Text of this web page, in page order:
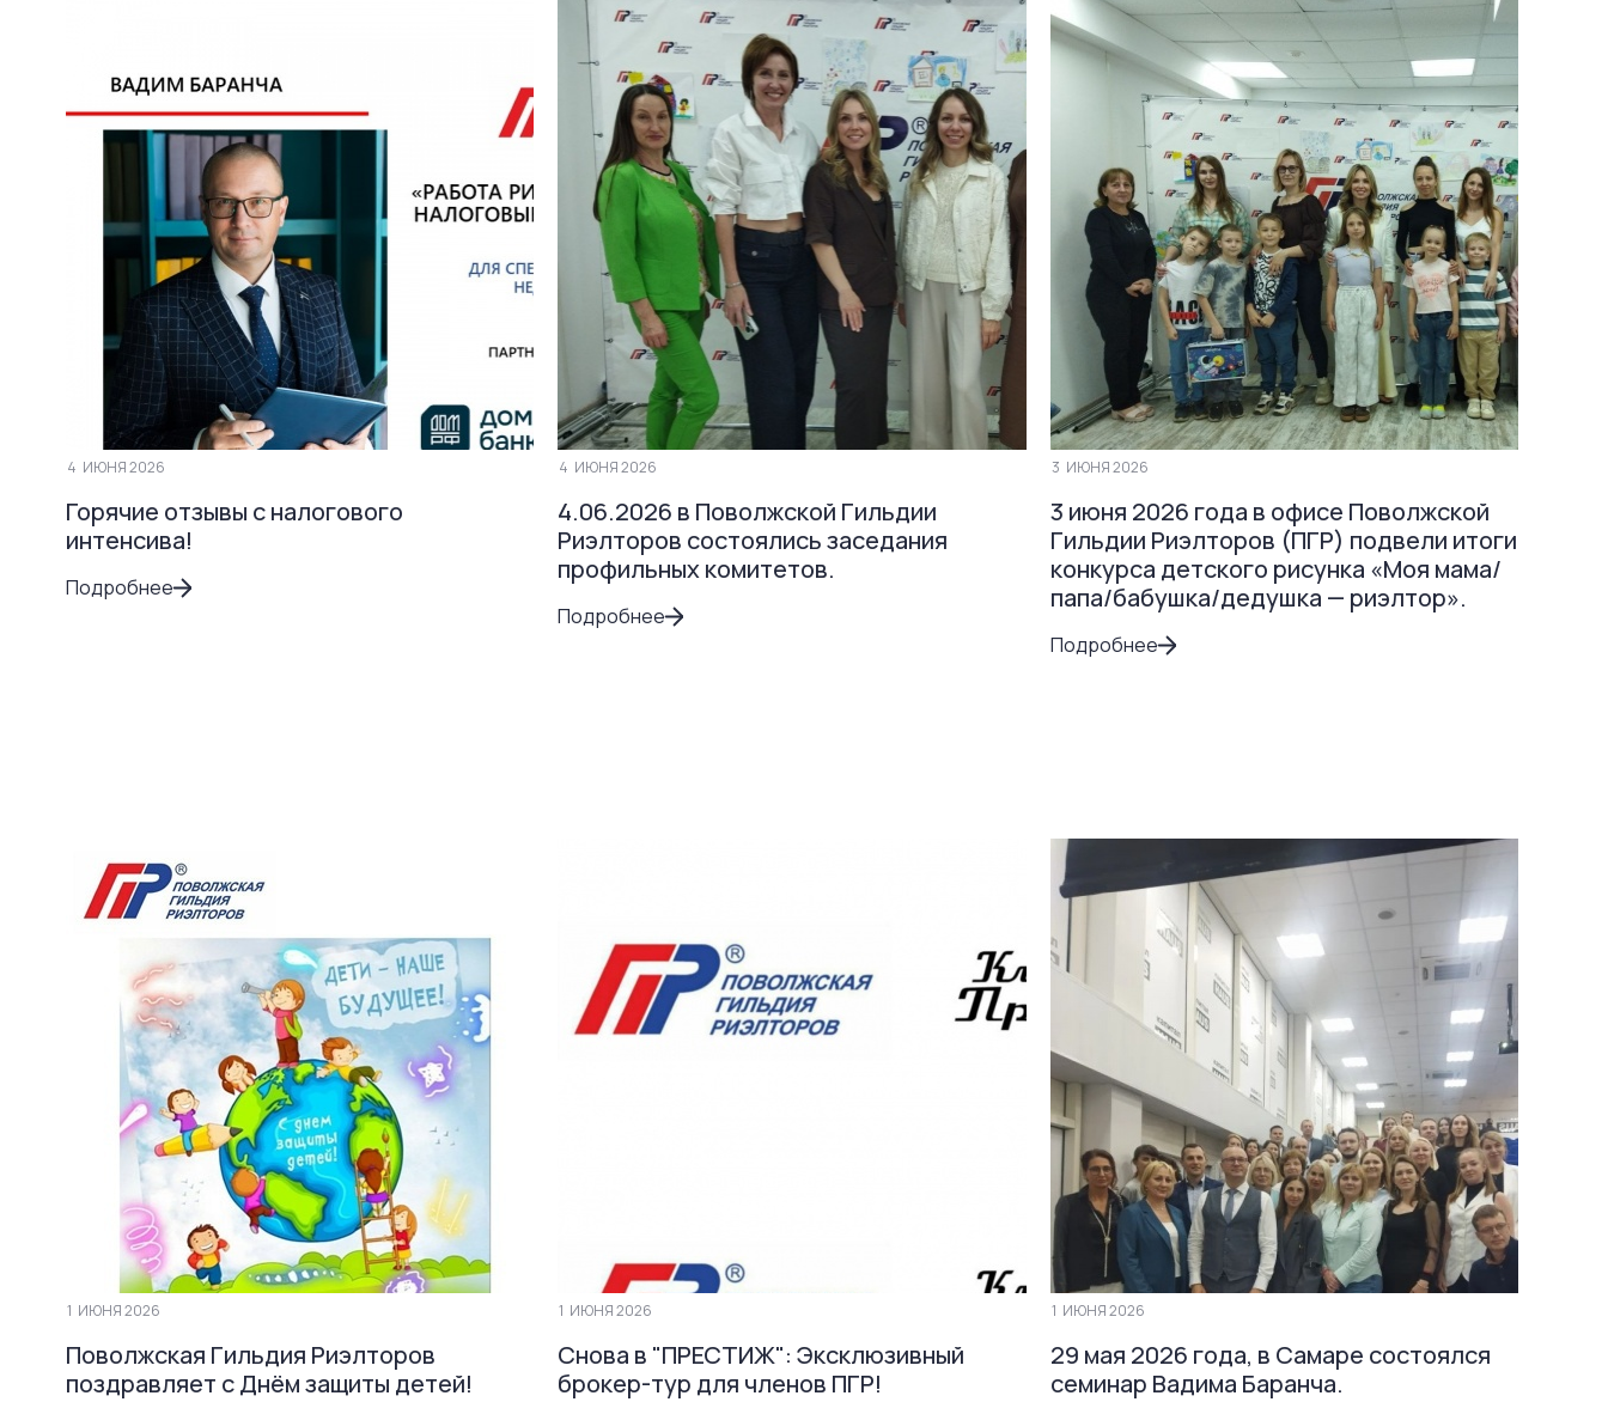
4 ИЮНЯ 2026
Горячие отзывы с налогового
интенсива!
Подробнее
4 ИЮНЯ 2026
4.06.2026 в Поволжской Гильдии
Риэлторов состоялись заседания
профильных комитетов.
Подробнее
3 ИЮНЯ 2026
3 июня 2026 года в офисе Поволжской
Гильдии Риэлторов (ПГР) подвели итоги
конкурса детского рисунка «Моя мама/
папа/бабушка/дедушка — риэлтор».
Подробнее
1 ИЮНЯ 2026
Поволжская Гильдия Риэлторов
поздравляет с Днём защиты детей!
1 ИЮНЯ 2026
Снова в "ПРЕСТИЖ": Эксклюзивный
брокер-тур для членов ПГР!
1 ИЮНЯ 2026
29 мая 2026 года, в Самаре состоялся
семинар Вадима Баранча.